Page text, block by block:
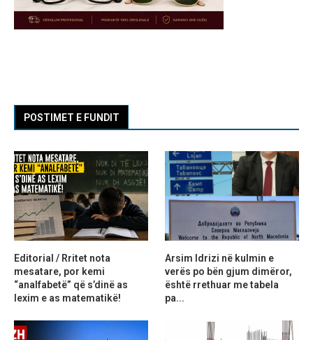
POSTIMET E FUNDIT
Editorial / Rritet nota
mesatare, por kemi
“analfabetë” që s’dinë as
lexim e as matematikë!
Arsim Idrizi në kulmin e
verës po bën gjum dimëror,
është rrethuar me tabela
pa...